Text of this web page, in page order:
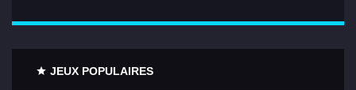
JEUX POPULAIRES